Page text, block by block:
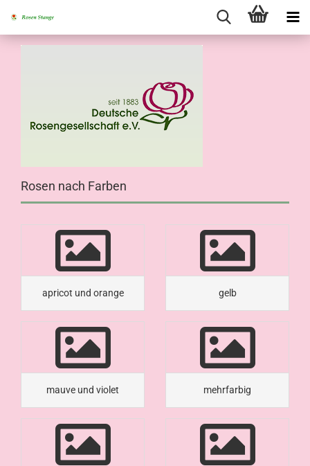
Rosen nach Farben
apricot und orange gelb
mauve und violet mehrfarbig